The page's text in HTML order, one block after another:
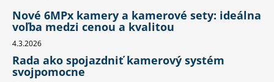
Nové 6MPx kamery a kamerové sety: ideálna
voľba medzi cenou a kvalitou
4.3.2026
Rada ako spojazdniť kamerový systém
svojpomocne